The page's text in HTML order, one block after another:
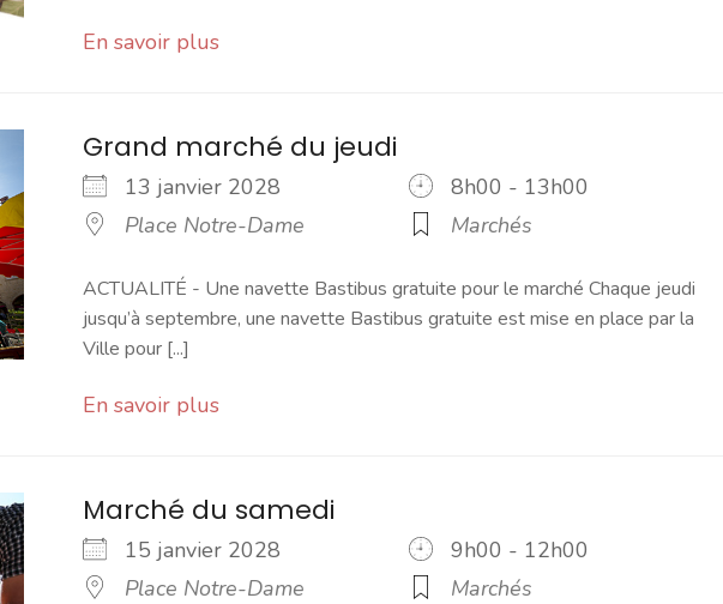
En savoir plus
Grand marché du jeudi
13 janvier 2028
8h00 - 13h00
Place Notre-Dame
Marchés
ACTUALITÉ - Une navette Bastibus gratuite pour le marché Chaque jeudi
jusqu’à septembre, une navette Bastibus gratuite est mise en place par la
Ville pour [...]
En savoir plus
Marché du samedi
15 janvier 2028
9h00 - 12h00
Place Notre-Dame
Marchés